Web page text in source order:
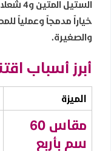
خياراً مدمجاً وعملياً
والصغيرة.
أبرز أسباب
الميزة
مقاس 60
سم بأربع